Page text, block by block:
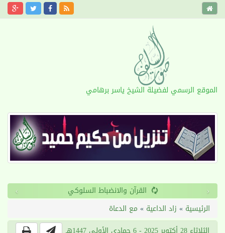
الموقع الرسمي لفضيلة الشيخ ياسر برهامي
القرآن والانضباط السلوكي ‹
›
الرئيسية » زاد الداعية » مع الدعاة